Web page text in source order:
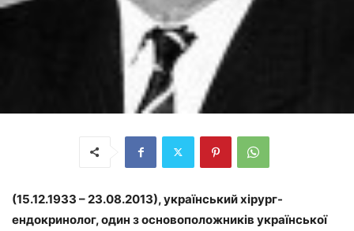
(15.12.1933 – 23.08.2013), український хірург-
ендокринолог, один з основоположників української